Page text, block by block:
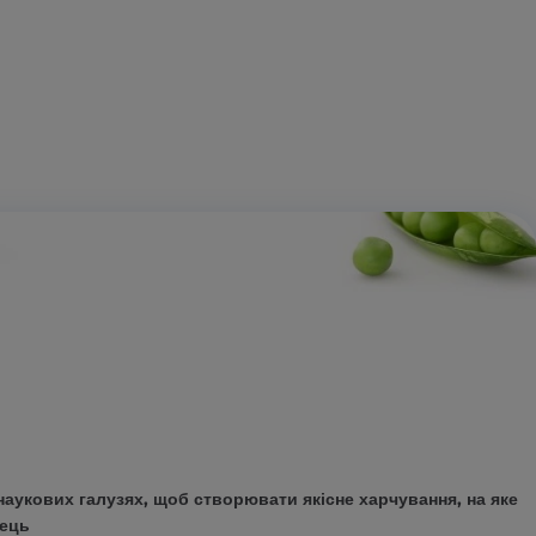
галузях, щоб створювати якісне харчування, на яке